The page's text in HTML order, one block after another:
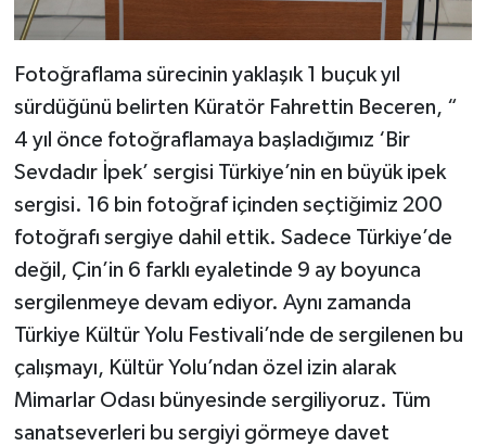
Fotoğraflama sürecinin yaklaşık 1 buçuk yıl
sürdüğünü belirten Küratör Fahrettin Beceren, “
4 yıl önce fotoğraflamaya başladığımız ‘Bir
Sevdadır İpek’ sergisi Türkiye’nin en büyük ipek
sergisi. 16 bin fotoğraf içinden seçtiğimiz 200
fotoğrafı sergiye dahil ettik. Sadece Türkiye’de
değil, Çin’in 6 farklı eyaletinde 9 ay boyunca
sergilenmeye devam ediyor. Aynı zamanda
Türkiye Kültür Yolu Festivali’nde de sergilenen bu
çalışmayı, Kültür Yolu’ndan özel izin alarak
Mimarlar Odası bünyesinde sergiliyoruz. Tüm
sanatseverleri bu sergiyi görmeye davet